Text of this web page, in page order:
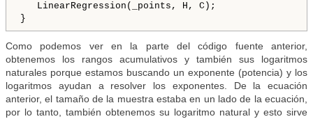
LinearRegression(_points, H, C);
}
Como podemos ver en la parte del código fuente anterior,
obtenemos los rangos acumulativos y también sus logaritmos
naturales porque estamos buscando un exponente (potencia) y los
logaritmos ayudan a resolver los exponentes. De la ecuación
anterior, el tamaño de la muestra estaba en un lado de la ecuación,
por lo tanto, también obtenemos su logaritmo natural y esto sirve